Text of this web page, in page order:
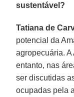
sustentável?
Tatiana de
potencial da
agropecuária.
entanto, nas
ser discutidas
ocupadas pela